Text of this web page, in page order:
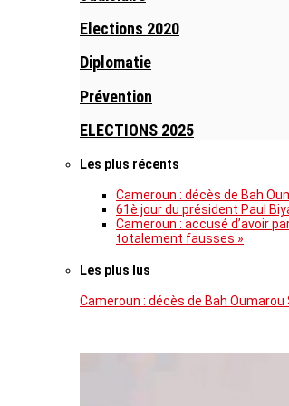
Elections 2020
Diplomatie
Prévention
ELECTIONS 2025
Les plus récents
Cameroun : décès de Bah
61è jour du président Paul
Cameroun : accusé d’avoir
totalement fausses »
Les plus lus
Cameroun : décès de Bah